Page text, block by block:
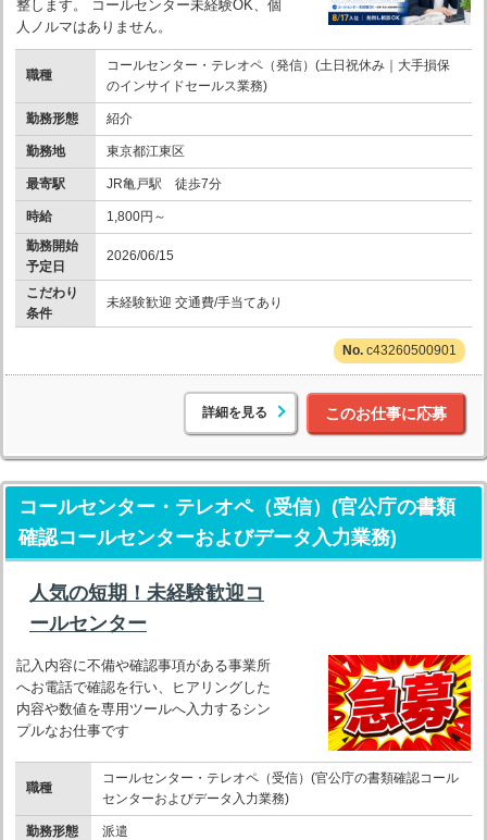
整します。 コールセンター未経験OK、個
人ノルマはありません。
職種
コールセンター・テレオペ（発信）(土日祝休み｜大手損保
のインサイドセールス業務)
勤務形態 紹介
勤務地 東京都江東区
最寄駅 JR亀戸駅 徒歩7分
時給
1,800円～
勤務開始
予定日
2026/06/15
こだわり
条件
未経験歓迎 交通費/手当てあり
c43260500901
詳細を見る このお仕事に応募
コールセンター・テレオペ（受信）(官公庁の書類
確認コールセンターおよびデータ入力業務)
人気の短期！未経験歓迎コ
ールセンター
記入内容に不備や確認事項がある事業所
へお電話で確認を行い、ヒアリングした
内容や数値を専用ツールへ入力するシン
プルなお仕事です
職種
コールセンター・テレオペ（受信）(官公庁の書類確認コール
センターおよびデータ入力業務)
勤務形態 派遣